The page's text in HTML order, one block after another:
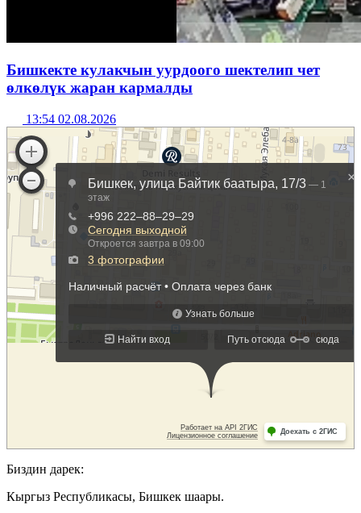
Бишкекте кулакчын уурдоого шектелип чет
өлкөлүк жаран кармалды
13:54 02.08.2026
Биздин дарек:
Кыргыз Республикасы, Бишкек шаары.